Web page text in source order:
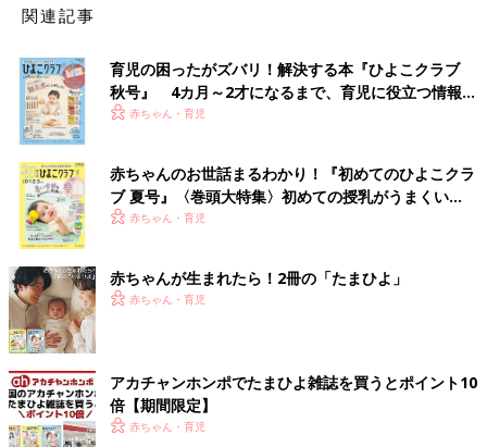
関連記事
育児の困ったがズバリ！解決する本『ひよこクラブ
秋号』 4カ月～2才になるまで、育児に役立つ情報が
いっぱい！
赤ちゃん・育児
赤ちゃんのお世話まるわかり！『初めてのひよこクラ
ブ 夏号』〈巻頭大特集〉初めての授乳がうまくい
く！ おっぱい・ミルクの基本と夏のトラブル 解決テ
赤ちゃん・育児
赤ちゃんが生まれたら！2冊の「たまひよ」
赤ちゃん・育児
アカチャンホンポでたまひよ雑誌を買うとポイント10
倍【期間限定】
赤ちゃん・育児